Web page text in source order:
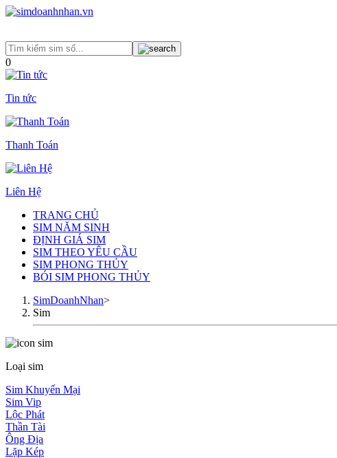
0
Tin tức
Thanh Toán
Liên Hệ
TRANG CHỦ
SIM NĂM SINH
ĐỊNH GIÁ SIM
SIM THEO YÊU CẦU
SIM PHONG THỦY
BÓI SIM PHONG THỦY
SimDoanhNhan>
Sim
Loại sim
Sim Khuyến Mại
Sim Vip
Lộc Phát
Thần Tài
Ông Địa
Lặp Kép